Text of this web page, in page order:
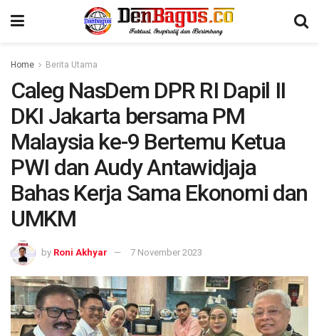
Home Berita Utama
Caleg NasDem DPR RI Dapil II
DKI Jakarta bersama PM
Malaysia ke-9 Bertemu Ketua
PWI dan Audy Antawidjaja
Bahas Kerja Sama Ekonomi dan
UMKM
by Roni Akhyar 7 November 2023